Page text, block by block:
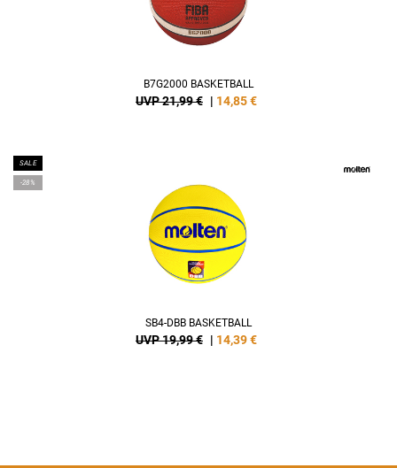
B7G2000 BASKETBALL
UVP 21,99 € | 14,85€
SALE
-28%
SB4-DBB BASKETBALL
UVP 19,99 € | 14,39€